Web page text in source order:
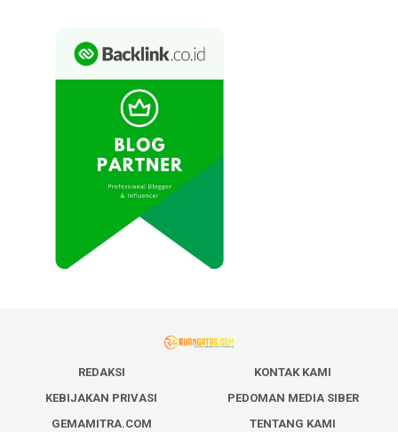
REDAKSI
KONTAK KAMI
KEBIJAKAN PRIVASI
PEDOMAN MEDIA SIBER
GEMAMITRA.COM
TENTANG KAMI